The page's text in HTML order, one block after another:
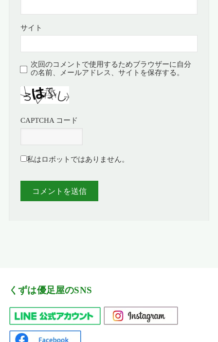
サイト
次回のコメントで使用するためブラウザーに自分
の名前、メールアドレス、サイトを保存する。
CAPTCHA コード
私はロボットではありません。
くずは優足屋のSNS